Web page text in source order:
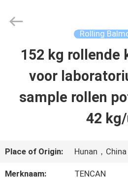
HUIS
PRODUCTEN
ONS
Tianchuang
Powder
Rolling
152 kg rollende
voor
sample rollen
42
Place of Origin: Hunan，China
Merknaam: TENCAN